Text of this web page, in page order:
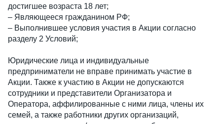
достигшее возраста 18 лет;
– Являющееся гражданином РФ;
– Выполнившее условия участия в Акции согласно
разделу 2 Условий;
Юридические лица и индивидуальные
предприниматели не вправе принимать участие в
Акции. Также к участию в Акции не допускаются
сотрудники и представители Организатора и
Оператора, аффилированные с ними лица, члены их
семей, а также работники других организаций,